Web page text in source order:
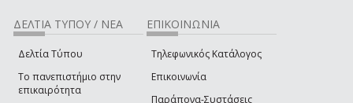
ΔΕΛΤΙΑ ΤΥΠΟΥ / ΝΕΑ
Δελτία Τύπου
Το πανεπιστήμιο στην
επικαιρότητα
ΕΠΙΚΟΙΝΩΝΙΑ
Τηλεφωνικός Κατάλογος
Επικοινωνία
Παράπονα-Συστάσεις